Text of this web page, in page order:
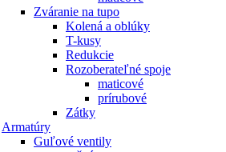
Zváranie na tupo
Kolená a oblúky
T-kusy
Redukcie
Rozoberateľné spoje
maticové
prírubové
Zátky
Armatúry
Guľové ventily